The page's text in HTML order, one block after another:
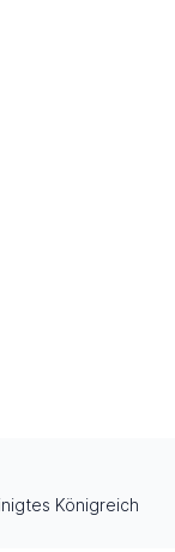
Königreich